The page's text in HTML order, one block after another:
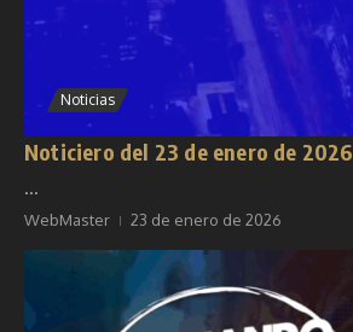
Noticias
Noticiero del 23 de enero de 2026
...
WebMaster 23 de enero de 2026